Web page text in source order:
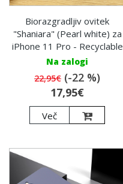
Biorazgradljiv ovitek
"Shaniara" (Pearl white) za
iPhone 11 Pro - Recyclable
Na zalogi
22,95€ (-22 %)
17,95€
Več